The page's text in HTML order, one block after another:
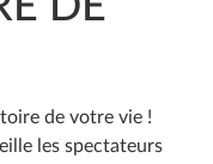
de votre vie !
les spectateurs